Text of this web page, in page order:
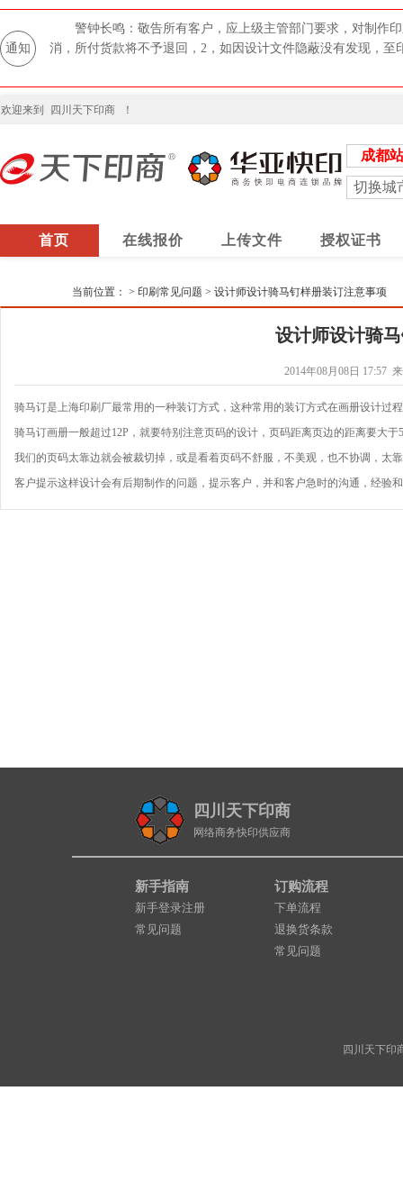
通知
警钟长鸣：敬告所有客户，应上级主管部门要求，对制作
消，所付货款将不予退回，2，如因设计文件隐蔽没有发现，
欢迎来到 四川天下印商 ！
成都站
切换城
首页 在线报价 上传文件 授权证书
当前位置： > 印刷常见问题 > 设计师设计骑马钉样册装订注意事项
设计师设计骑
2014年08月08日 17:57
骑马订是上海印刷厂最常用的一种装订方式，这种常用的装订方式在画册设计过
骑马订画册一般超过12P，就要特别注意页码的设计，页码距离页边的距离要大
我们的页码太靠边就会被裁切掉，或是看着页码不舒服，不美观，也不协调，
客户提示这样设计会有后期制作的问题，提示客户，并和客户急时的沟通，经验
四川天下印商
网络商务快印供应商
新手指南
新手登录注册
常见问题
订购流程
下单流程
退换货条款
常见问题
四川天下印